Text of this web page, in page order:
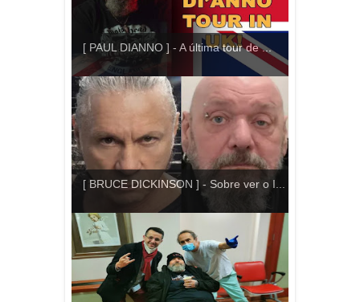
[ PAUL DIANNO ] - A última tour de ...
[ BRUCE DICKINSON ] - Sobre ver o I...